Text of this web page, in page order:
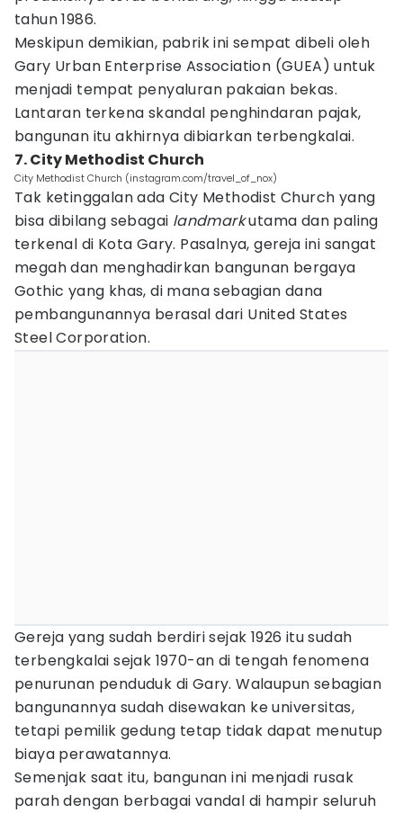
tahun 1986.
Meskipun demikian, pabrik ini sempat dibeli oleh
Gary Urban Enterprise Association (GUEA) untuk
menjadi tempat penyaluran pakaian bekas.
Lantaran terkena skandal penghindaran pajak,
bangunan itu akhirnya dibiarkan terbengkalai.
7. City Methodist Church
City Methodist Church (instagram.com/travel_of_nox)
Tak ketinggalan ada City Methodist Church yang
bisa dibilang sebagai landmarkutama dan paling
terkenal di Kota Gary. Pasalnya, gereja ini sangat
megah dan menghadirkan bangunan bergaya
Gothic yang khas, di mana sebagian dana
pembangunannya berasal dari United States
Steel Corporation.
Gereja yang sudah berdiri sejak 1926 itu sudah
terbengkalai sejak 1970-an di tengah fenomena
penurunan penduduk di Gary. Walaupun sebagian
bangunannya sudah disewakan ke universitas,
tetapi pemilik gedung tetap tidak dapat menutup
biaya perawatannya.
Semenjak saat itu, bangunan ini menjadi rusak
parah dengan berbagai vandal di hampir seluruh